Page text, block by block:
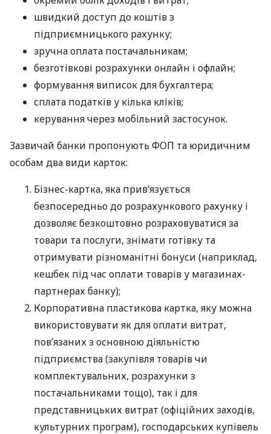
швидкий доступ до коштів з
підприємницького рахунку;
зручна оплата постачальникам;
безготівкові розрахунки онлайн і офлайн;
формування виписок для бухгалтера;
сплата податків у кілька кліків;
керування через мобільний застосунок.
Зазвичай банки пропонують ФОП та юридичним
особам два види карток:
Бізнес-картка, яка прив’язується
безпосередньо до розрахункового рахунку і
дозволяє безкоштовно розраховуватися за
товари та послуги, знімати готівку та
отримувати різноманітні бонуси (наприклад,
кешбек під час оплати товарів у магазинах-
партнерах банку);
Корпоративна пластикова картка, яку можна
використовувати як для оплати витрат,
пов’язаних з основною діяльністю
підприємства (закупівля товарів чи
комплектувальних, розрахунки з
постачальниками тощо), так і для
представницьких витрат (офіційних заходів,
культурних програм), господарських купівель